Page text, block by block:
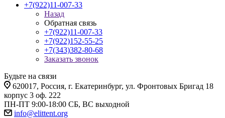
+7(922)11-007-33
Назад
Обратная связь
+7(922)11-007-33
+7(922)152-55-25
+7(343)382-80-68
Заказать звонок
Будьте на связи
620017, Россия, г. Екатеринбург, ул. Фронтовых Бригад 18
корпус 3 оф. 222
ПН-ПТ 9:00-18:00 СБ, ВС выходной
info@elittent.org